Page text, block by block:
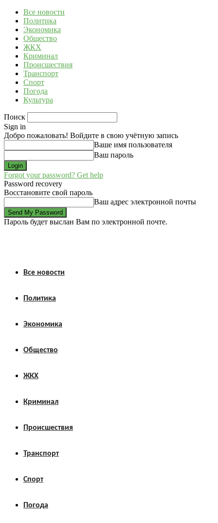
Все новости
Политика
Экономика
Общество
ЖКХ
Криминал
Происшествия
Транспорт
Спорт
Погода
Культура
Поиск
Sign in
Добро пожаловать! Войдите в свою учётную запись
Ваше имя пользователя
Ваш пароль
Forgot your password? Get help
Password recovery
Восстановите свой пароль
Ваш адрес электронной почты
Пароль будет выслан Вам по электронной почте.
Все новости
Политика
Экономика
Общество
ЖКХ
Криминал
Происшествия
Транспорт
Спорт
Погода